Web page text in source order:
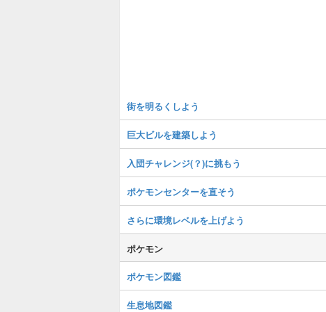
街を明るくしよう
巨大ビルを建築しよう
入団チャレンジ(？)に挑もう
ポケモンセンターを直そう
さらに環境レベルを上げよう
ポケモン
ポケモン図鑑
生息地図鑑